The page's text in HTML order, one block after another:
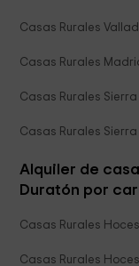
Casas Rurales
Casas Rurales
Casas Rurales
Casas Rurales
Alquiler de
Duratón por
Casas Rurales
Casas Rurales